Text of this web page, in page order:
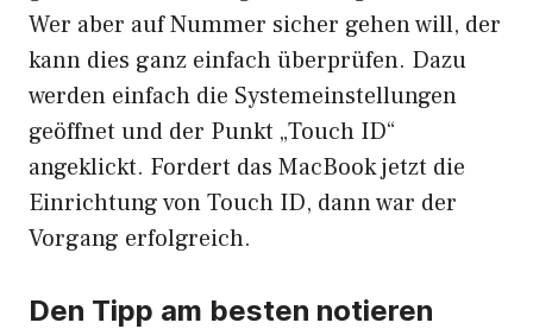
Wer aber auf Nummer sicher gehen will, der
kann dies ganz einfach überprüfen. Dazu
werden einfach die Systemeinstellungen
geöffnet und der Punkt „Touch ID“
angeklickt. Fordert das MacBook jetzt die
Einrichtung von Touch ID, dann war der
Vorgang erfolgreich.
Den Tipp am besten notieren